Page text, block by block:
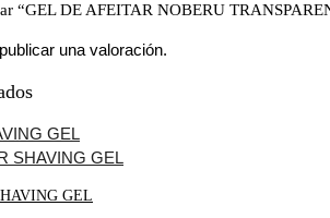
“GEL DE AFEITAR NOBERU
una valoración.
GEL